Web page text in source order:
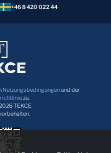
+46 8 420 022 44
Nutzungsbedingungenund der
zu.
TEKCE